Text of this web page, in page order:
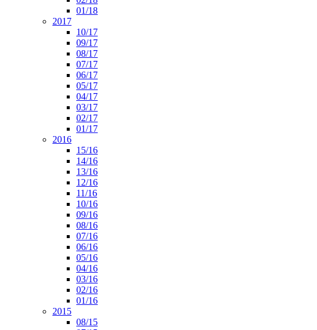
01/18
2017
10/17
09/17
08/17
07/17
06/17
05/17
04/17
03/17
02/17
01/17
2016
15/16
14/16
13/16
12/16
11/16
10/16
09/16
08/16
07/16
06/16
05/16
04/16
03/16
02/16
01/16
2015
08/15